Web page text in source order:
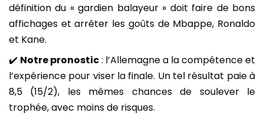
définition du « gardien balayeur » doit faire de bons
affichages et arrêter les goûts de Mbappe, Ronaldo
et Kane.
✔️ Notre pronostic: l’Allemagne a la compétence et
l’expérience pour viser la finale. Un tel résultat paie à
8,5 (15/2), les mêmes chances de soulever le
trophée, avec moins de risques.